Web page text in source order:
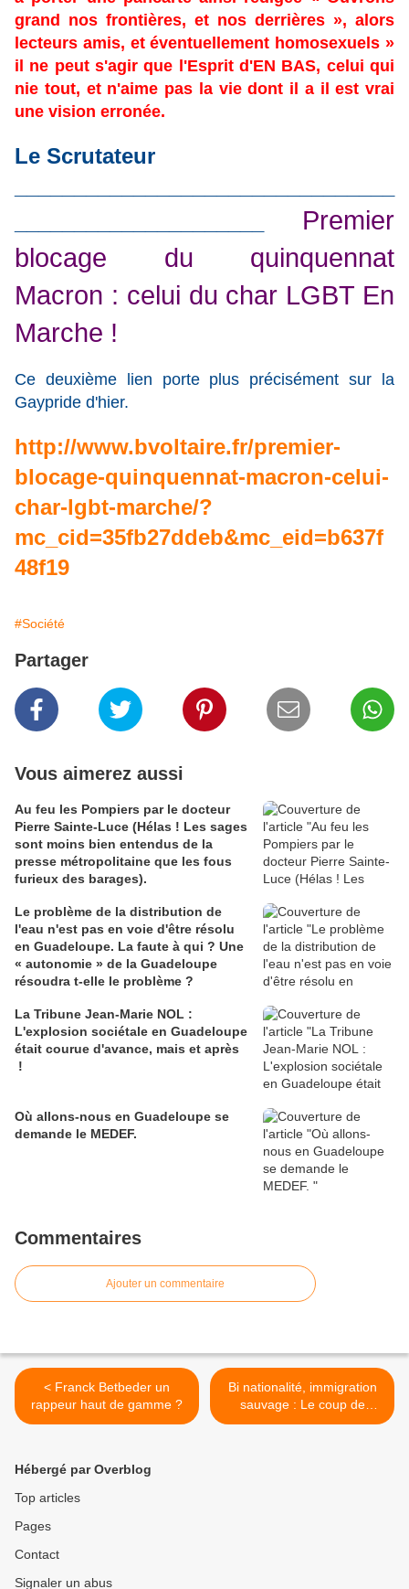
grand nos frontières, et nos derrières », alors
lecteurs amis, et éventuellement homosexuels »
il ne peut s'agir que l'Esprit d'EN BAS, celui qui
nie tout, et n'aime pas la vie dont il a il est vrai
une vision erronée.
Le Scrutateur
Premier
blocage du quinquennat
Macron : celui du char LGBT En
Marche !
Ce deuxième lien porte plus précisément sur la
Gaypride d'hier.
http://www.bvoltaire.fr/premier-
blocage-quinquennat-macron-celui-
char-lgbt-marche/?
mc_cid=35fb27ddeb&mc_eid=b637f
48f19
#Société
Partager
Vous aimerez aussi
Au feu les Pompiers par le docteur
Pierre Sainte-Luce (Hélas ! Les sages
sont moins bien entendus de la
presse métropolitaine que les fous
furieux des barages).
Le problème de la distribution de
l'eau n'est pas en voie d'être résolu
en Guadeloupe. La faute à qui ? Une
« autonomie » de la Guadeloupe
résoudra t-elle le problème ?
La Tribune Jean-Marie NOL :
L'explosion sociétale en Guadeloupe
était courue d'avance, mais et après
!
Où allons-nous en Guadeloupe se
demande le MEDEF.
Commentaires
Ajouter un commentaire
< Franck Betbeder un
rappeur haut de gamme ?
Bi nationalité, immigration
sauvage : Le coup de
gueule de Farid Smahi. >
Hébergé par Overblog
Top articles
Pages
Contact
Signaler un abus